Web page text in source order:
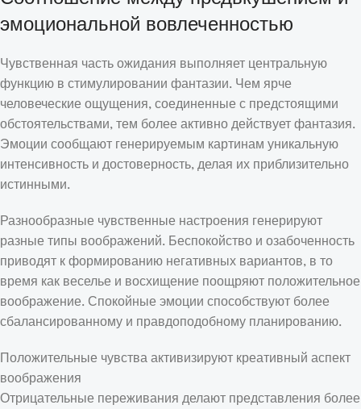
эмоциональной вовлеченностью
Чувственная часть ожидания выполняет центральную
функцию в стимулировании фантазии. Чем ярче
человеческие ощущения, соединенные с предстоящими
обстоятельствами, тем более активно действует фантазия.
Эмоции сообщают генерируемым картинам уникальную
интенсивность и достоверность, делая их приблизительно
истинными.
Разнообразные чувственные настроения генерируют
разные типы воображений. Беспокойство и озабоченность
приводят к формированию негативных вариантов, в то
время как веселье и восхищение поощряют положительное
воображение. Спокойные эмоции способствуют более
сбалансированному и правдоподобному планированию.
Положительные чувства активизируют креативный аспект
воображения
Отрицательные переживания делают представления более